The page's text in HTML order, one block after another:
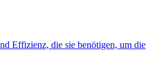
Effizienz, die sie benötigen, um die